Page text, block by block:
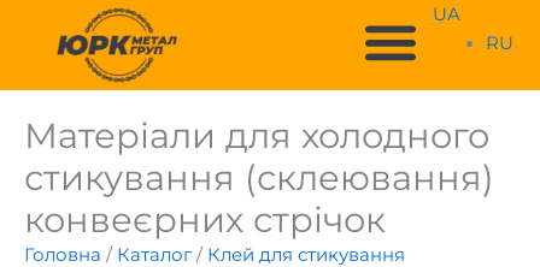
UA
RU
Матеріали для холодного
стикування (склеювання)
конвеєрних стрічок
Головна / Каталог / Клей для стикування
Products